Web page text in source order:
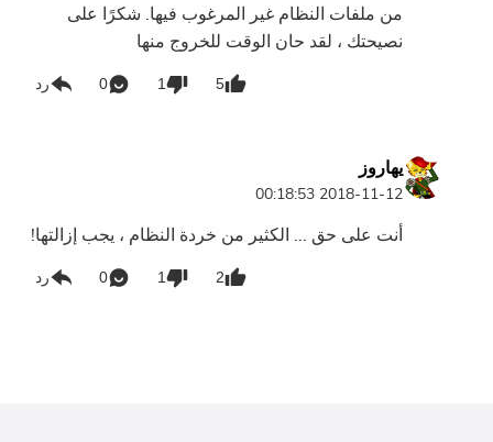
من ملفات النظام غير المرغوب فيها. شكرًا على
نصيحتك ، لقد حان الوقت للخروج منها
5
1
0 رد
يهاروز
2018-11-12 00:18:53
أنت على حق ... الكثير من خردة النظام ، يجب إزالتها!
2
1
0 رد